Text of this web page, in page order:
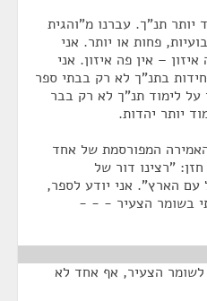
יותר תנ"ך. עברנו מ"והגית
פחות או יותר. אני
– אין פה איזון. אני
על זה שיוכלו ללמוד 5 יחידות בתנ"ך לא רק בבתי ספר
על לימוד תנ"ך לא רק בבר
יותר יהדות.
המפורסמת של אחד
"רצינו דור של
עם הארץ". אני יודע לספר,
בשומר הצעיר - - -
הצעיר, אף אחד לא